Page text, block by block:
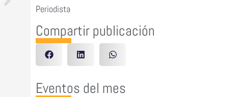
Periodista
Compartir publicación
Eventos del mes